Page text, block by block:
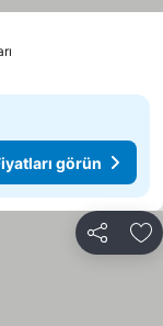
görün
Paylaş